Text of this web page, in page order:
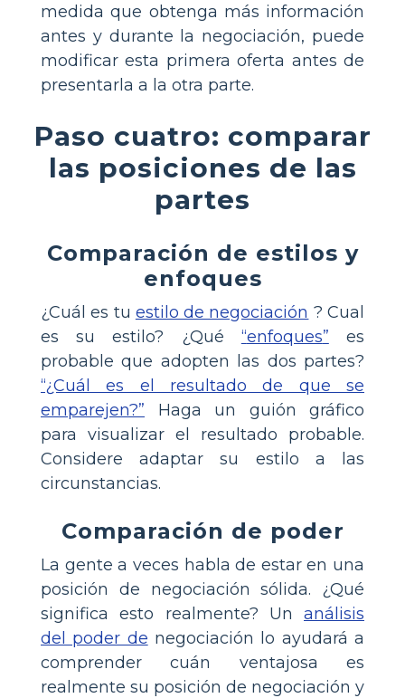
medida que obtenga más información
antes y durante la negociación, puede
modificar esta primera oferta antes de
presentarla a la otra parte.
Paso cuatro: comparar
las posiciones de las
partes
Comparación de estilos y
enfoques
¿Cuál es tu estilo de negociación ? Cual
es su estilo? ¿Qué
enfoques
es
probable que adopten las dos partes?
¿Cuál es el resultado de que se
emparejen?
Haga un guión gráfico
para visualizar el resultado probable.
Considere adaptar su estilo a las
circunstancias.
Comparación de poder
La gente a veces habla de estar en una
posición de negociación sólida. ¿Qué
significa esto realmente? Un análisis
del poder de negociación lo ayudará a
comprender cuán ventajosa es
realmente su posición de negociación y